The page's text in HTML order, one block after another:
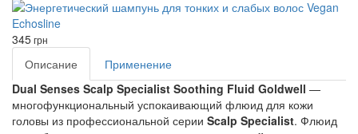
345грн
Описание
Применение
Dual Senses Scalp Specialist Soothing Fluid Goldwell —
многофункциональный успокаивающий флюид для кожи
головы из профессиональной серии Scalp Specialist. Флюид